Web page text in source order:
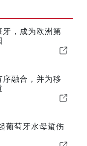
，成为欧洲第
融合，并为移
葡萄牙水母蜇伤